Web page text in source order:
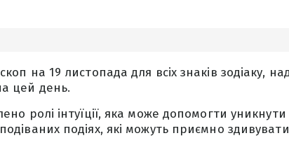
на 19 листопада для всіх знаків зодіаку,
цей день.
ролі інтуїції, яка може допомогти
подіях, які можуть приємно